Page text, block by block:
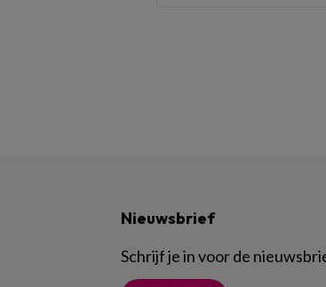
Nieuwsbrief
Schrijf je in voor de